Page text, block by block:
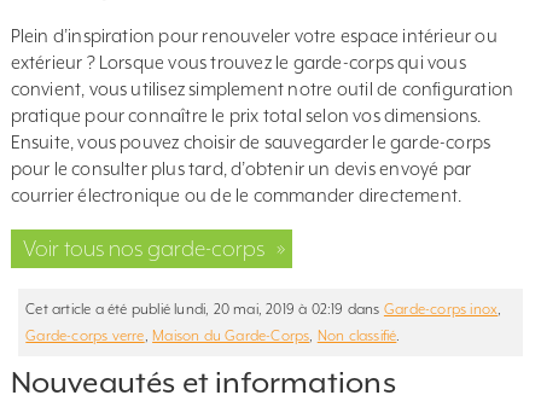
Plein d’inspiration pour renouveler votre espace intérieur ou
extérieur ? Lorsque vous trouvez le garde-corps qui vous
convient, vous utilisez simplement notre outil de configuration
pratique pour connaître le prix total selon vos dimensions.
Ensuite, vous pouvez choisir de sauvegarder le garde-corps
pour le consulter plus tard, d’obtenir un devis envoyé par
courrier électronique ou de le commander directement.
Voir tous nos garde-corps »
Cet article a été publié lundi, 20 mai, 2019 à 02:19 dans Garde-corps inox,
Garde-corps verre,Maison du Garde-Corps, Non classifié.
Nouveautés et informations